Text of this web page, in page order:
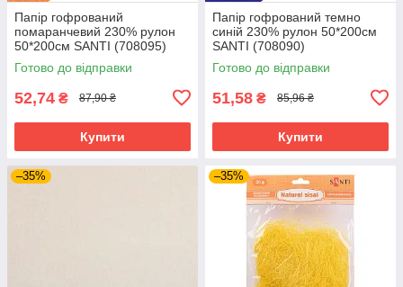
Папір гофрований
помаранчевий 230% рулон
50*200см SANTI (708095)
Готово до відправки
52,74 ₴ 87,90 ₴
Купити
Папір гофрований темно
синій 230% рулон 50*200см
SANTI (708090)
Готово до відправки
51,58 ₴ 85,96 ₴
Купити
–35% –35%